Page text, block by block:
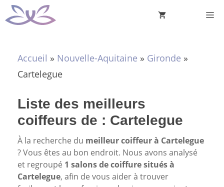
Aller
au
Accueil » Nouvelle-Aquitaine » Gironde »
Cartelegue
Liste des meilleurs
coiffeurs de : Cartelegue
À la recherche du meilleur coiffeur à Cartelegue
? Vous êtes au bon endroit. Nous avons analysé
et regroupé 1 salons de coiffure situés à
Cartelegue, afin de vous aider à trouver